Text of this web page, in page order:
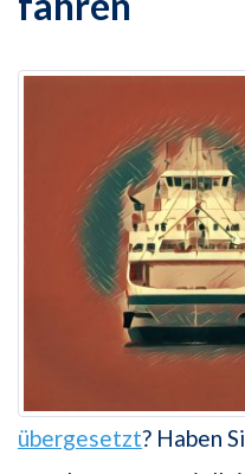
übergesetzt? Haben